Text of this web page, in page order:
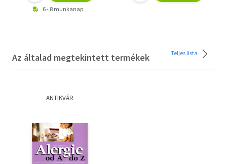
6 - 8 munkanap
Az általad megtekintett termékek Teljes lista
ANTIKVÁR